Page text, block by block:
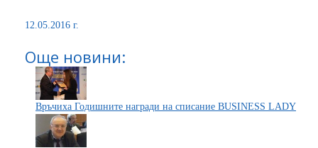
12.05.2016 г.
Още новини:
Връчиха Годишните награди на списание BUSINESS LADY